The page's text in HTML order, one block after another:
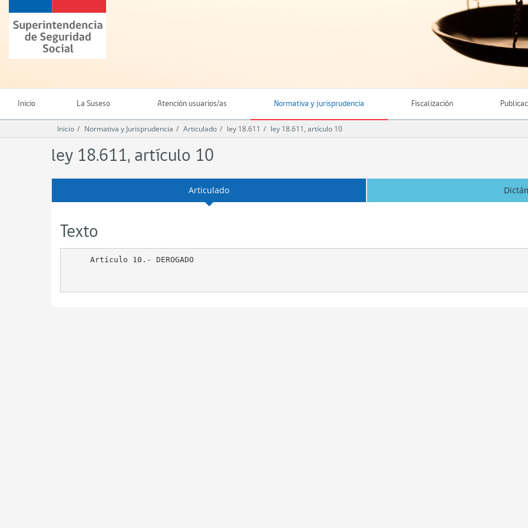
contenido
principal
Superintendencia
de
Seguridad
(SUSESO)
Chile
Inicio La Suseso Atención usuarios/as Normativa y jurisprudencia Fiscalización
Inicio Normativa y Jurisprudencia Articulado ley 18.611 ley 18.611, artículo 10
ley 18.611, artículo 10
Articulado
Texto
     Artículo 10.- DEROGADO